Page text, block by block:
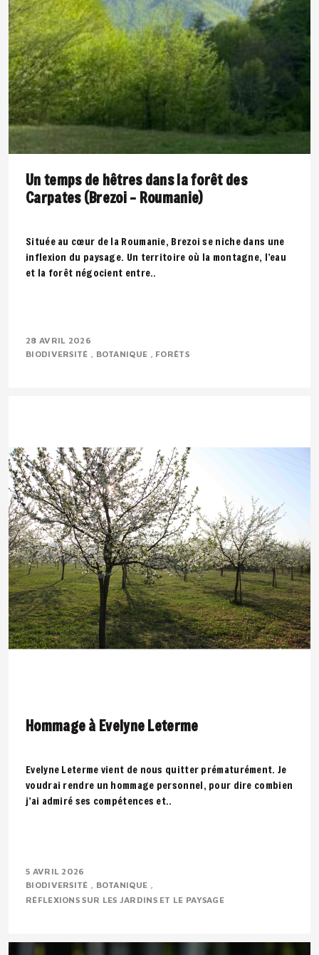
Un temps de hêtres dans la forêt des
Carpates (Brezoi – Roumanie)
Située au cœur de la Roumanie, Brezoi se niche dans une
inflexion du paysage. Un territoire où la montagne, l’eau
et la forêt négocient entre..
28 AVRIL 2026
BIODIVERSITÉ
BOTANIQUE FORÊTS
Hommage à Evelyne Leterme
Evelyne Leterme vient de nous quitter prématurément. Je
voudrai rendre un hommage personnel, pour dire combien
j’ai admiré ses compétences et..
5 AVRIL 2026
BIODIVERSITÉ
BOTANIQUE
RÉFLEXIONS SUR LES JARDINS ET LE PAYSAGE